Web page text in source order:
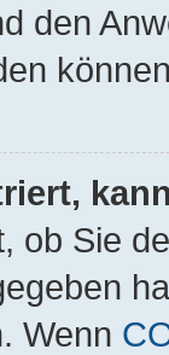
den
ob Sie
Wenn